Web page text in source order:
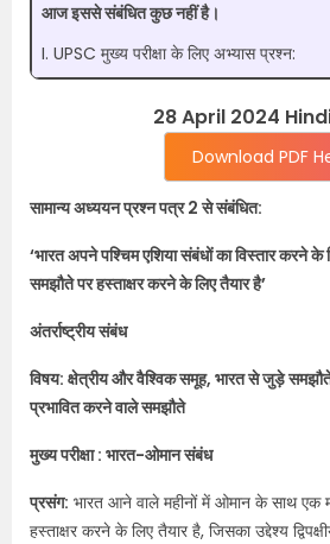
आज इससे संबंधित कुछ नहीं है।
I. UPSC मुख्य परीक्षा के लिए अभ्यास प्रश्न:
28 April 2024
Download PDF
सामान्य अध्ययन प्रश्न पत्र 2 से संबंधित:
‘भारत अपने पश्चिम एशिया संबंधों का विस्तार करने के
समझौते पर हस्ताक्षर करने के लिए तैयार है’
अंतर्राष्ट्रीय संबंध
विषय: क्षेत्रीय और वैश्विक समूह, भारत से जुड़े
प्रभावित करने वाले समझौते
मुख्य परीक्षा : भारत-ओमान संबंध
प्रसंग: भारत आने वाले महीनों में ओमान के साथ एक
हस्ताक्षर करने के लिए तैयार है, जिसका उद्देश्य